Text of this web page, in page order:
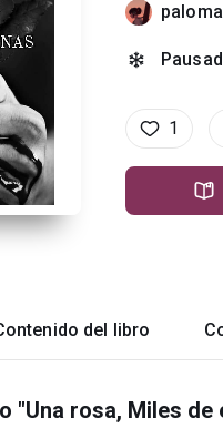
1
del libro
"Una rosa, Miles de